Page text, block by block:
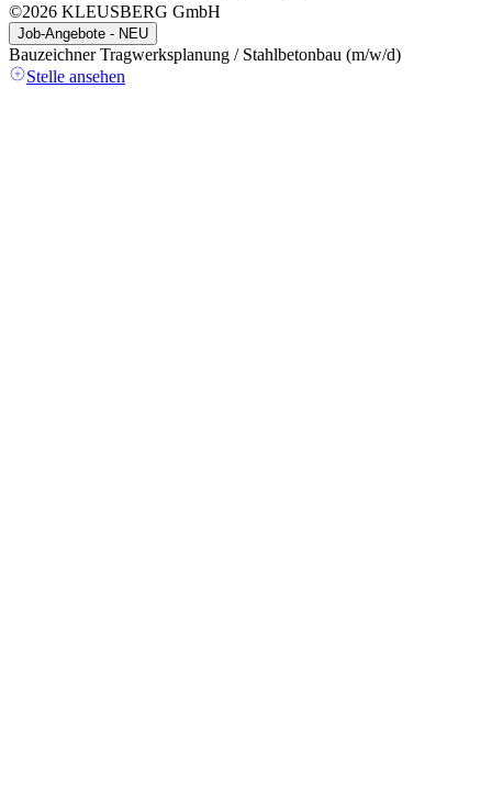
©2026 KLEUSBERG GmbH
Job-Angebote - NEU
Bauzeichner Tragwerksplanung / Stahlbetonbau (m/w/d)
Stelle ansehen